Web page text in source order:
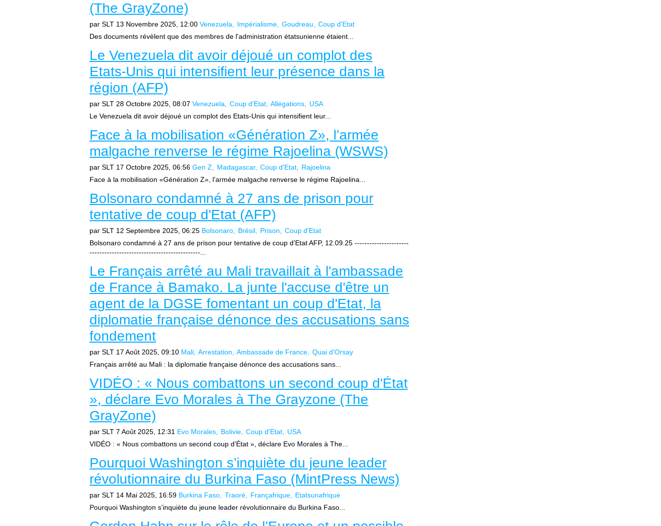
(The GrayZone)
par SLT 13 Novembre 2025, 12:00 Venezuela Impérialisme Goudreau
Coup d'Etat
Des documents révèlent que des membres de l'administration étatsunienne étaient...
Le Venezuela dit avoir déjoué un complot des
Etats-Unis qui intensifient leur présence dans la
région (AFP)
par SLT 28 Octobre 2025, 08:07 Venezuela Coup d'Etat Allégations
USA
Le Venezuela dit avoir déjoué un complot des Etats-Unis qui intensifient leur...
Face à la mobilisation «Génération Z», l’armée
malgache renverse le régime Rajoelina (WSWS)
par SLT 17 Octobre 2025, 06:56 Gen Z Madagascar Coup d'Etat
Rajoelina
Face à la mobilisation «Génération Z», l’armée malgache renverse le régime Rajoelina...
Bolsonaro condamné à 27 ans de prison pour
tentative de coup d'Etat (AFP)
par SLT 12 Septembre 2025, 06:25 Bolsonaro Brésil Prison
Coup d'Etat
Bolsonaro condamné à 27 ans de prison pour tentative de coup d'Etat AFP, 12.09.25 ----------------------
---------------------------------------------...
Le Français arrêté au Mali travaillait à l'ambassade
de France à Bamako. La junte l'accuse d'être un
agent de la DGSE fomentant un coup d'Etat, la
diplomatie française dénonce des accusations sans
fondement
par SLT 17 Août 2025, 09:10 Mali Arrestation Ambassade de France
Quai d'Orsay
Français arrêté au Mali : la diplomatie française dénonce des accusations sans...
VIDÉO : « Nous combattons un second coup d'État
», déclare Evo Morales à The Grayzone (The
GrayZone)
par SLT 7 Août 2025, 12:31 Evo Morales Bolivie Coup d'Etat
USA
VIDÉO : « Nous combattons un second coup d'État », déclare Evo Morales à The...
Pourquoi Washington s’inquiète du jeune leader
révolutionnaire du Burkina Faso (MintPress News)
par SLT 14 Mai 2025, 16:59 Burkina Faso Traoré Françafrique
Etatsunafrique
Pourquoi Washington s’inquiète du jeune leader révolutionnaire du Burkina Faso...